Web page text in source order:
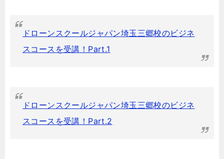
ドローンスクールジャパン埼玉三郷校のビジネ
スコースを受講！Part.1
ドローンスクールジャパン埼玉三郷校のビジネ
スコースを受講！Part.2